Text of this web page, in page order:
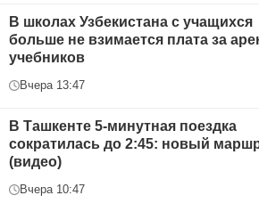
В школах Узбекистана с учащихся
больше не взимается плата за
учебников
Вчера 13:47
В Ташкенте 5-минутная поездка
сократилась до 2:45: новый
(видео)
Вчера 10:47